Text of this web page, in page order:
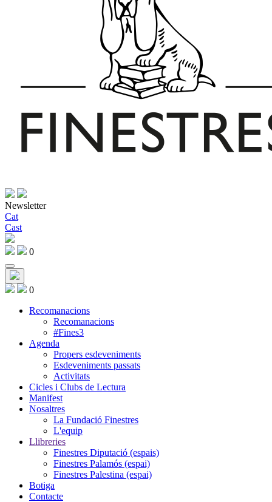
Newsletter
Cat
Cast
0
0
Recomanacions
Recomanacions
#Fines3
Agenda
Propers esdeveniments
Esdeveniments passats
Activitats
Cicles i Clubs de Lectura
Manifest
Nosaltres
La Fundació Finestres
L'equip
Llibreries
Finestres Diputació (espais)
Finestres Palamós (espai)
Finestres Palestina (espai)
Botiga
Contacte